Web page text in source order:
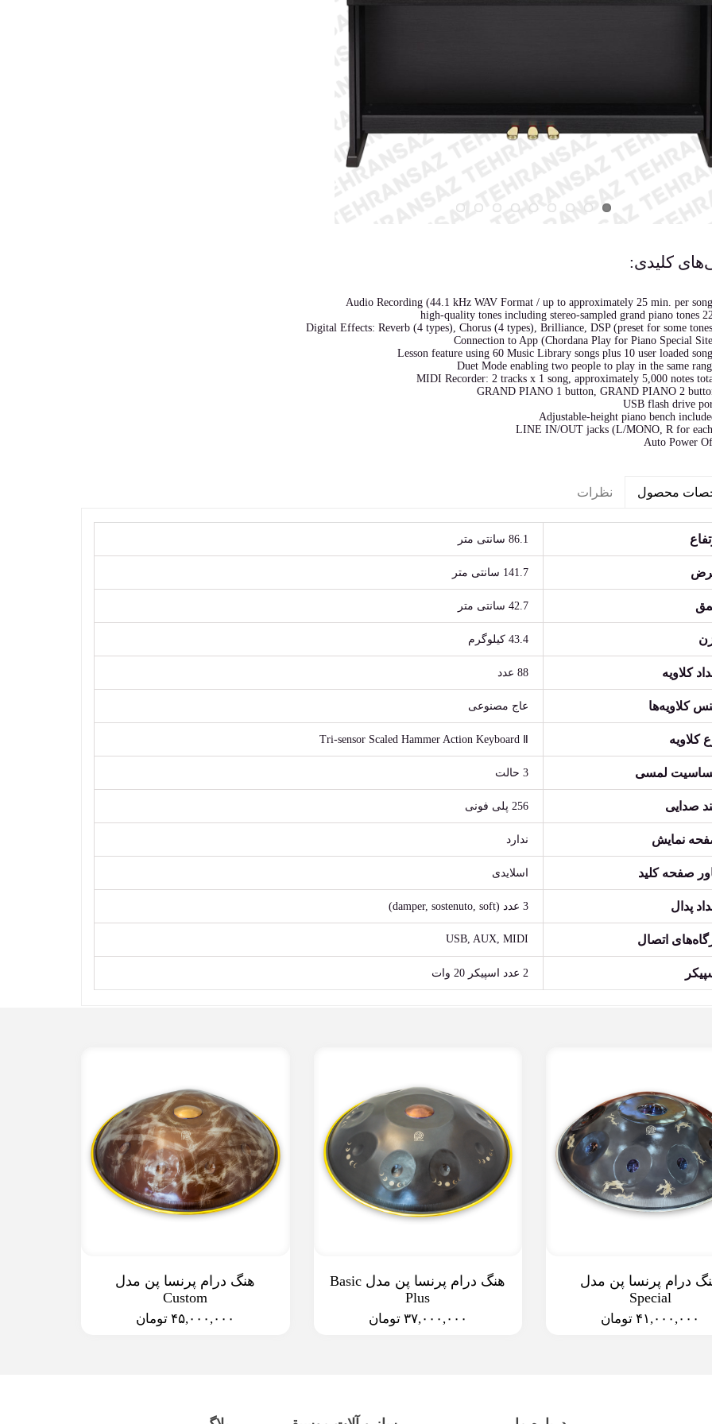
کلیدی:
Audio Recording (44.1 kHz WAV Format / up to approximately 25 min. per
Digital Effects: Reverb (4 types), Chorus (4 types), Brilliance, DSP (preset for some
Connection to App (Chordana Play for Piano Special
Lesson feature using 60 Music Library songs plus 10 user loaded
Duet Mode enabling two people to play in the same
MIDI Recorder: 2 tracks x 1 song, approximately 5,000 notes
GRAND PIANO 1 button, GRAND PIANO 2
USB flash drive
Adjustable-height piano bench
LINE IN/OUT jacks (L/MONO, R for
Auto Power
محصول نظرات
86.1 سانتی متر
141.7 سانتی متر
42.7 سانتی متر
43.4 کیلوگرم
کلاویه 88 عدد
کلاویه‌ها عاج مصنوعی
کلاویه Tri-sensor Scaled Hammer Action Keyboard Ⅱ
لمسی 3 حالت
صدایی 256 پلی فونی
نمایش ندارد
صفحه کلید اسلایدی
پدال 3 عدد (damper, sostenuto, soft)
اتصال USB, AUX, MIDI
2 عدد اسپیکر 20 وات
درام پرنسا پن مدل
Special
۴۱,۰۰۰,۰۰۰ تومان
هنگ درام پرنسا پن مدل Basic
Plus
۳۷,۰۰۰,۰۰۰ تومان
هنگ درام پرنسا پن مدل
Custom
۴۵,۰۰۰,۰۰۰ تومان